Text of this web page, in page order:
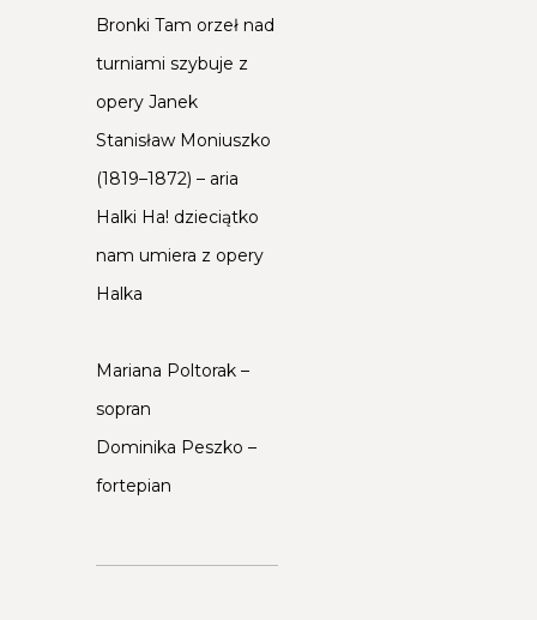
Bronki Tam orzeł nad
turniami szybuje z
opery Janek
Stanisław Moniuszko
(1819–1872) – aria
Halki Ha! dzieciątko
nam umiera z opery
Halka
Mariana Poltorak –
sopran
Dominika Peszko –
fortepian